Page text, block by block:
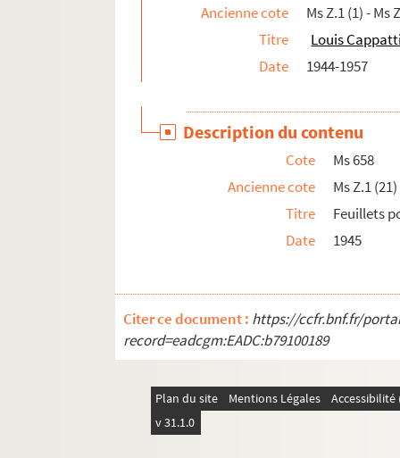
Ms 687. Louis Cappatti. Pays de Nice.
Ms 688. Louis Cappatti. Pays de Nice.
Ms 689. Louis Cappatti. Pays de Nice.
Ms 1087. Louis Cappatti. Inédits sur
Ms 1360. Louis Cappatti. Nice vous parle...
Ms 1541. Louis Cappatti. A propos de la Voie
Ancienne cote
Ms Z.1 (1) - Ms
Titre
Louis
Date
1944-1957
Description du contenu
Cote
Ms 658
Ancienne cote
Ms Z.1 (21)
Titre
Feuillets
Date
1945
Citer ce document : https://ccfr.bnf.fr/
record=eadcgm:EADC:b79100189
Plan du site Mentions Légales
v 31.1.0